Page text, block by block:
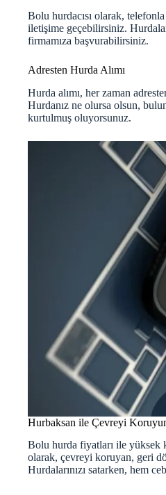
Bolu hurdacısı olarak,
iletişime geçebilirsiniz.
firmamıza başvurabilirsiniz.
Adresten Hurda Alımı
Hurda alımı, her zaman
Hurdanız ne olursa olsun,
kurtulmuş oluyorsunuz.
Hurbaksan ile Çevreyi
Bolu hurda fiyatları ile yüksek
olarak, çevreyi koruyan, geri
Hurdalarınızı satarken, hem